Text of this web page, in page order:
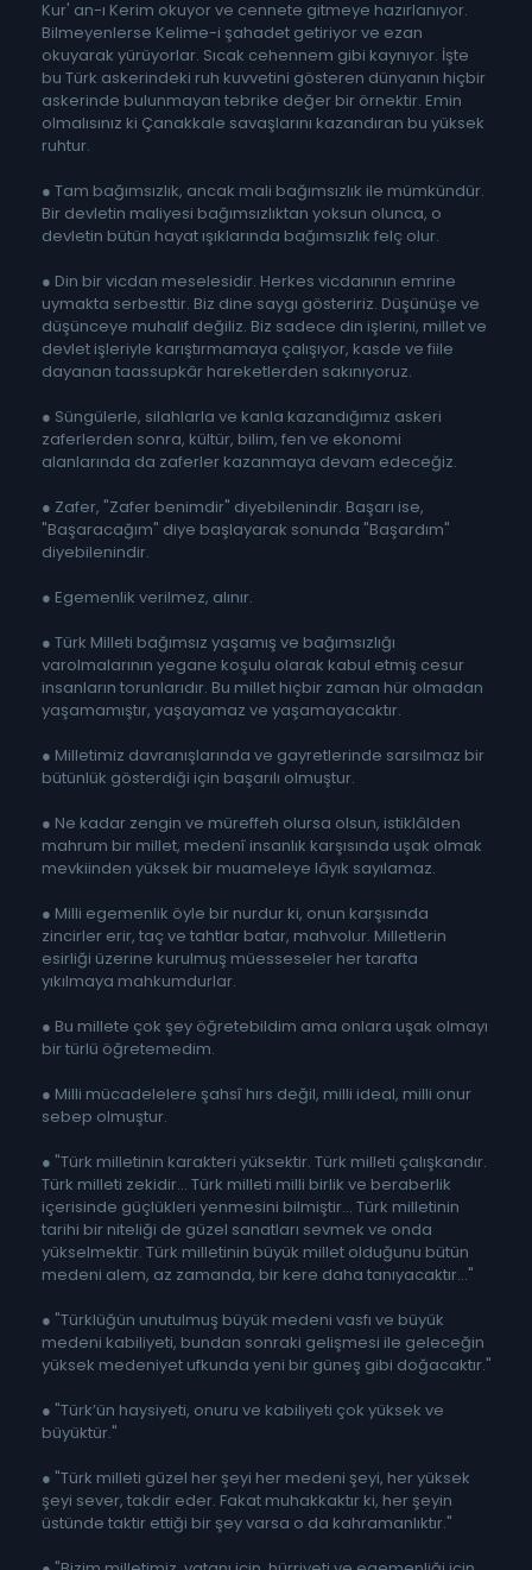
Kur' an-ı Kerim okuyor ve cennete gitmeye hazırlanıyor.
Bilmeyenlerse Kelime-i şahadet getiriyor ve ezan
okuyarak yürüyorlar. Sıcak cehennem gibi kaynıyor. İşte
bu Türk askerindeki ruh kuvvetini gösteren dünyanın hiçbir
askerinde bulunmayan tebrike değer bir örnektir. Emin
olmalısınız ki Çanakkale savaşlarını kazandıran bu yüksek
ruhtur.
● Tam bağımsızlık, ancak mali bağımsızlık ile mümkündür.
Bir devletin maliyesi bağımsızlıktan yoksun olunca, o
devletin bütün hayat ışıklarında bağımsızlık felç olur.
● Din bir vicdan meselesidir. Herkes vicdanının emrine
uymakta serbesttir. Biz dine saygı gösteririz. Düşünüşe ve
düşünceye muhalif değiliz. Biz sadece din işlerini, millet ve
devlet işleriyle karıştırmamaya çalışıyor, kasde ve fiile
dayanan taassupkâr hareketlerden sakınıyoruz.
● Süngülerle, silahlarla ve kanla kazandığımız askeri
zaferlerden sonra, kültür, bilim, fen ve ekonomi
alanlarında da zaferler kazanmaya devam edeceğiz.
● Zafer, "Zafer benimdir" diyebilenindir. Başarı ise,
"Başaracağım" diye başlayarak sonunda "Başardım"
diyebilenindir.
● Egemenlik verilmez, alınır.
● Türk Milleti bağımsız yaşamış ve bağımsızlığı
varolmalarının yegane koşulu olarak kabul etmiş cesur
insanların torunlarıdır. Bu millet hiçbir zaman hür olmadan
yaşamamıştır, yaşayamaz ve yaşamayacaktır.
● Milletimiz davranışlarında ve gayretlerinde sarsılmaz bir
bütünlük gösterdiği için başarılı olmuştur.
● Ne kadar zengin ve müreffeh olursa olsun, istiklâlden
mahrum bir millet, medenî insanlık karşısında uşak olmak
mevkiinden yüksek bir muameleye lâyık sayılamaz.
● Milli egemenlik öyle bir nurdur ki, onun karşısında
zincirler erir, taç ve tahtlar batar, mahvolur. Milletlerin
esirliği üzerine kurulmuş müesseseler her tarafta
yıkılmaya mahkumdurlar.
● Bu millete çok şey öğretebildim ama onlara uşak olmayı
bir türlü öğretemedim.
● Milli mücadelelere şahsî hırs değil, milli ideal, milli onur
sebep olmuştur.
● "Türk milletinin karakteri yüksektir. Türk milleti çalışkandır.
Türk milleti zekidir... Türk milleti milli birlik ve beraberlik
içerisinde güçlükleri yenmesini bilmiştir… Türk milletinin
tarihi bir niteliği de güzel sanatları sevmek ve onda
yükselmektir. Türk milletinin büyük millet olduğunu bütün
medeni alem, az zamanda, bir kere daha tanıyacaktır..."
● "Türklüğün unutulmuş büyük medeni vasfı ve büyük
medeni kabiliyeti, bundan sonraki gelişmesi ile geleceğin
yüksek medeniyet ufkunda yeni bir güneş gibi doğacaktır."
● "Türk’ün haysiyeti, onuru ve kabiliyeti çok yüksek ve
büyüktür."
● "Türk milleti güzel her şeyi her medeni şeyi, her yüksek
şeyi sever, takdir eder. Fakat muhakkaktır ki, her şeyin
üstünde taktir ettiği bir şey varsa o da kahramanlıktır."